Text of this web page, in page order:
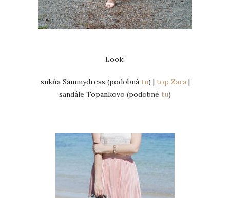
Look:
sukňa Sammydress (podobná tu) | top Zara|
sandále Topankovo (podobné tu)